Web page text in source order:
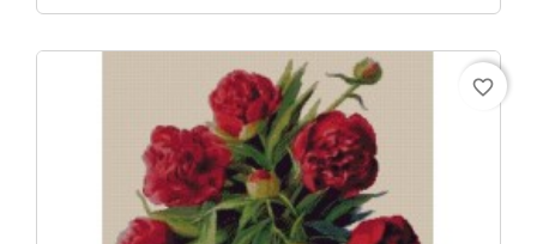
favorite_border